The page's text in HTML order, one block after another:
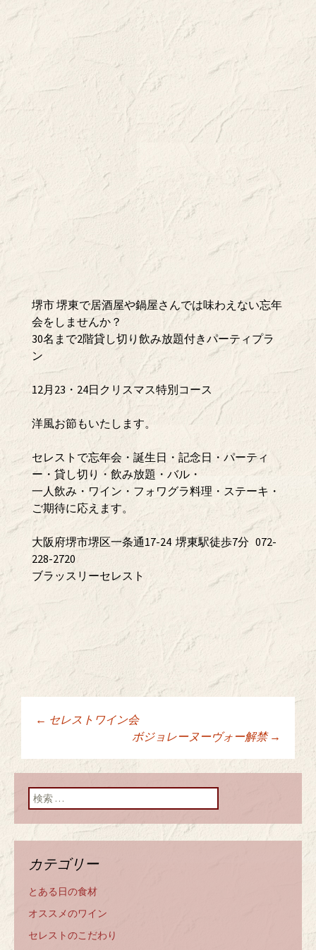
堺市 堺東で居酒屋や鍋屋さんでは味わえない忘年
会をしませんか？
30名まで2階貸し切り飲み放題付きパーティプラ
ン
12月23・24日クリスマス特別コース
洋風お節もいたします。
セレストで忘年会・誕生日・記念日・パーティ
ー・貸し切り・飲み放題・バル・
一人飲み・ワイン・フォワグラ料理・ステーキ・
ご期待に応えます。
大阪府堺市堺区一条通17-24 堺東駅徒歩7分 072-
228-2720
ブラッスリーセレスト
投稿ナビゲーショ
ン
← セレストワイン会
ボジョレーヌーヴォー解禁 →
検索:
カテゴリー
とある日の食材
オススメのワイン
セレストのこだわり